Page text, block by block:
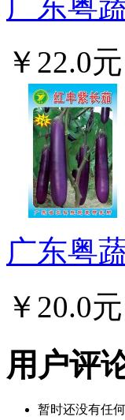
￥22.0元
广东粤
￥20.0元
用户评
暂时还没有任